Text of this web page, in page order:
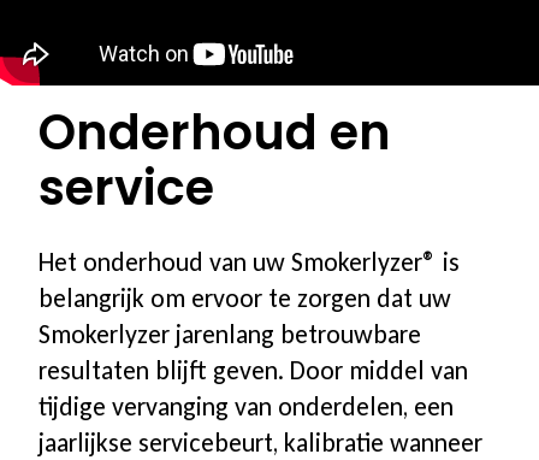
Onderhoud en
service
Het onderhoud van uw Smokerlyzer® is
belangrijk om ervoor te zorgen dat uw
Smokerlyzer jarenlang betrouwbare
resultaten blijft geven. Door middel van
tijdige vervanging van onderdelen, een
jaarlijkse servicebeurt, kalibratie wanneer